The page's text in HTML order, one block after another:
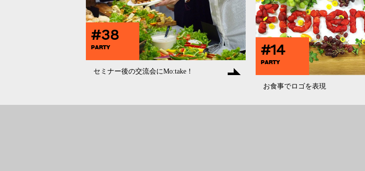
#38
PARTY
セミナー後の交流会にMo:take！
#14
PARTY
お食事でロゴを表現